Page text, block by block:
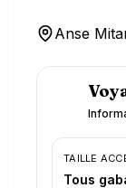
Anse
TAILLE
Tous